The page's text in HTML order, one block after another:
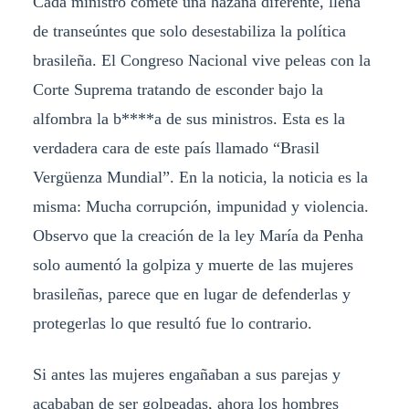
de transeúntes que solo desestabiliza la política
brasileña. El Congreso Nacional vive peleas con la
Corte Suprema tratando de esconder bajo la
alfombra la b****a de sus ministros. Esta es la
verdadera cara de este país llamado “Brasil
Vergüenza Mundial”. En la noticia, la noticia es la
misma: Mucha corrupción, impunidad y violencia.
Observo que la creación de la ley María da Penha
solo aumentó la golpiza y muerte de las mujeres
brasileñas, parece que en lugar de defenderlas y
protegerlas lo que resultó fue lo contrario.
Si antes las mujeres engañaban a sus parejas y
acababan de ser golpeadas, ahora los hombres